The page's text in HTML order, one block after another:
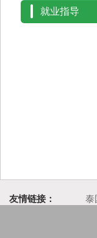
就业指导
友情链接： 泰